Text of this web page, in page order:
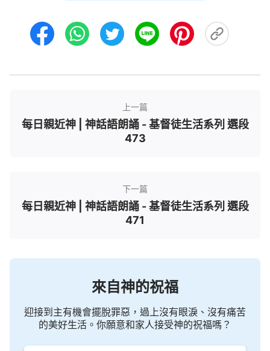
小心眼兒，一時享受不到神的恩典、祝福就埋怨神，
就消極、賭氣，但神不跟人計較，神就把你當不懂事
典、祝福是怎麽得來的，還要讓人明白恩典對人來説
一種東西，神説那東西吃多了對身體不好，你不聽，
非要吃，神讓你自由選擇，結果你吃完身體有病了。
那人經歷的那些挫折、失敗還有痛苦變成什麽了？一
方面，你體會到神的良苦用心了；另一方面，讓你相
信、確認神的話是對的，都實際，你對神的
時也是受苦的事，它對人是一種磨煉。但這種磨煉如
果使你最終能回到神面前，能够接受神的話，把神的
話當成真理，經歷這些磨煉、挫折、失敗就没有白經
上一篇
每日親近神 | 神話語朗誦 - 基督徒生活系列 選段
473
下一篇
每日親近神 | 神話語朗誦 - 基督徒生活系列 選段
471
來自神的祝福
迎接到主有機會擺脫罪惡，過上沒有眼淚、沒有痛苦
的美好生活。你願意和家人接受神的祝福嗎？